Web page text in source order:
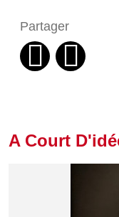
Partager
A Court